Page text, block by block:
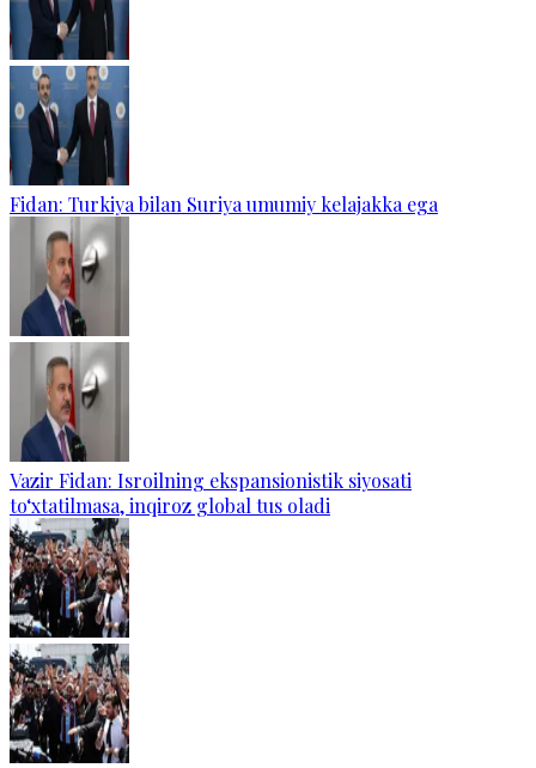
Fidan: Turkiya bilan Suriya umumiy kelajakka ega
Vazir Fidan: Isroilning ekspansionistik siyosati
to‘xtatilmasa, inqiroz global tus oladi